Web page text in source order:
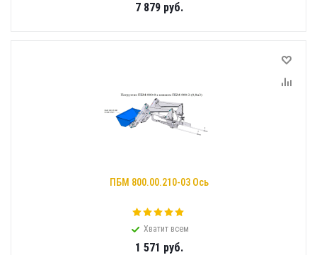
7 879руб.
ПБМ 800.00.210-03 Ось
Хватит всем
1 571 руб.